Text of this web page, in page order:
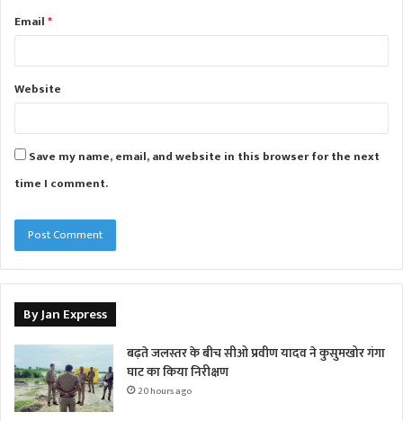
Email*
Website
Save my name, email, and website in this browser for the next
time I comment.
By Jan Express
बढ़ते जलस्तर के बीच सीओ प्रवीण यादव ने कुसुमखोर गंगा
घाट का किया निरीक्षण
20 hours ago